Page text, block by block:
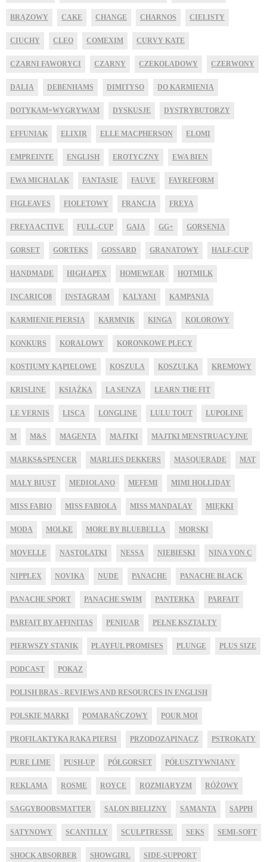
BRĄZOWY CAKE CHANGE CHARNOS CIELISTY
CIUCHY CLEO COMEXIM CURVY KATE
CZARNI FAWORYCI CZARNY CZEKOLADOWY CZERWONY
DALIA DEBENHAMS DIMITYSO DO KARMIENIA
DOTYKAM=WYGRYWAM DYSKUSJE DYSTRYBUTORZY
EFFUNIAK ELIXIR ELLE MACPHERSON ELOMI
EMPREINTE ENGLISH EROTYCZNY EWA BIEN
EWA MICHALAK FANTASIE FAUVE FAYREFORM
FIGLEAVES FIOLETOWY FRANCJA FREYA
FREYA ACTIVE FULL-CUP GAIA GG+ GORSENIA
GORSET GORTEKS GOSSARD GRANATOWY HALF-CUP
HANDMADE HIGH APEX HOMEWEAR HOTMILK
INCARICO8 INSTAGRAM KALYANI KAMPANIA
KARMIENIE PIERSIĄ KARMNIK KINGA KOLOROWY
KONKURS KORALOWY KORONKOWE PLECY
KOSTIUMY KĄPIELOWE KOSZULA KOSZULKA KREMOWY
KRISLINE KSIĄŻKA LA SENZA LEARN THE FIT
LE VERNIS LISCA LONGLINE LULU TOUT LUPOLINE
M M&S MAGENTA MAJTKI MAJTKI MENSTRUACYJNE
MARKS&SPENCER MARLIES DEKKERS MASQUERADE MAT
MAŁY BIUST MEDIOLANO MEFEMI MIMI HOLLIDAY
MISS FABIO MISS FABIOLA MISS MANDALAY MIĘKKI
MODA MOLKE MORE BY BLUEBELLA MORSKI
MOVELLE NASTOLATKI NESSA NIEBIESKI NINA VON C
NIPPLEX NOVIKA NUDE PANACHE PANACHE BLACK
PANACHE SPORT PANACHE SWIM PANTERKA PARFAIT
PARFAIT BY AFFINITAS PENIUAR PEŁNE KSZTAŁTY
PIERWSZY STANIK PLAYFUL PROMISES PLUNGE PLUS SIZE
PODCAST POKAZ
POLISH BRAS - REVIEWS AND RESOURCES IN ENGLISH
POLSKIE MARKI POMARAŃCZOWY POUR MOI
PROFILAKTYKA RAKA PIERSI PRZODOZAPINACZ PSTROKATY
PURE LIME PUSH-UP PÓŁGORSET PÓŁUSZTYWNIANY
REKLAMA ROSME ROYCE ROZMIARYZM RÓŻOWY
SAGGYBOOBSMATTER SALON BIELIZNY SAMANTA SAPPH
SATYNOWY SCANTILLY SCULPTRESSE SEKS SEMI-SOFT
SHOCK ABSORBER SHOWGIRL SIDE-SUPPORT